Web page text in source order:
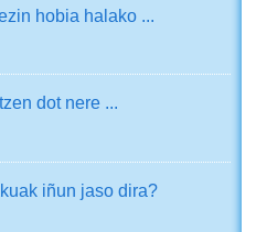
hobia halako ...
dot nere ...
iñun jaso dira?